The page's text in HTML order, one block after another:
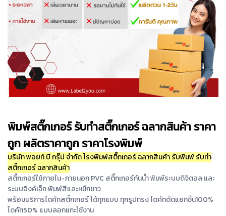
พิมพ์สติ๊กเกอร์ รับทำสติ๊กเกอร์ ฉลากสินค้า ราคา
ถูก ผลิตราคาถูก ราคาโรงพิมพ์
บริษัท พอยท์ บี กรุ๊ป จำกัด โรงพิมพ์สติ๊กเกอร์ ฉลากสินค้า รับพิมพ์ รับทำ
สติ๊กเกอร์ ฉลากสินค้า
สติ๊กเกอร์ใช้ภายใน-ภายนอก PVC สติ๊กเกอร์กันน้ำ พิมพ์ระบบดิจิตอล และ
ระบบอิงค์เจ็ท พิมพ์สีและหมึกขาว
พร้อมบริการไดคัทสติ๊กเกอร์ ได้ทุกแบบ ทุกรูปทรง ไดคัทตัดแยกชิ้น100%
ไดคัท50% แบบลอกแกะใช้งาน